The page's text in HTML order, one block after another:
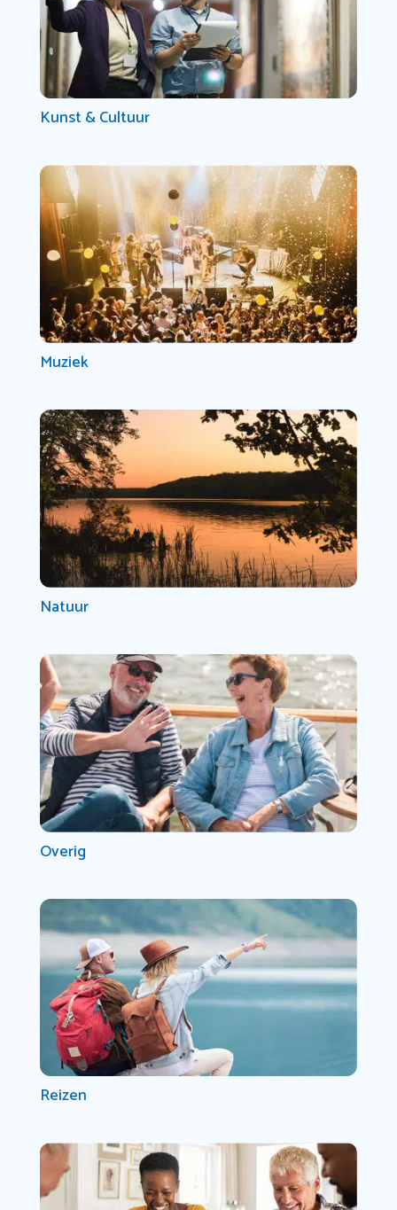
Kunst & Cultuur
Muziek
Natuur
Overig
Reizen